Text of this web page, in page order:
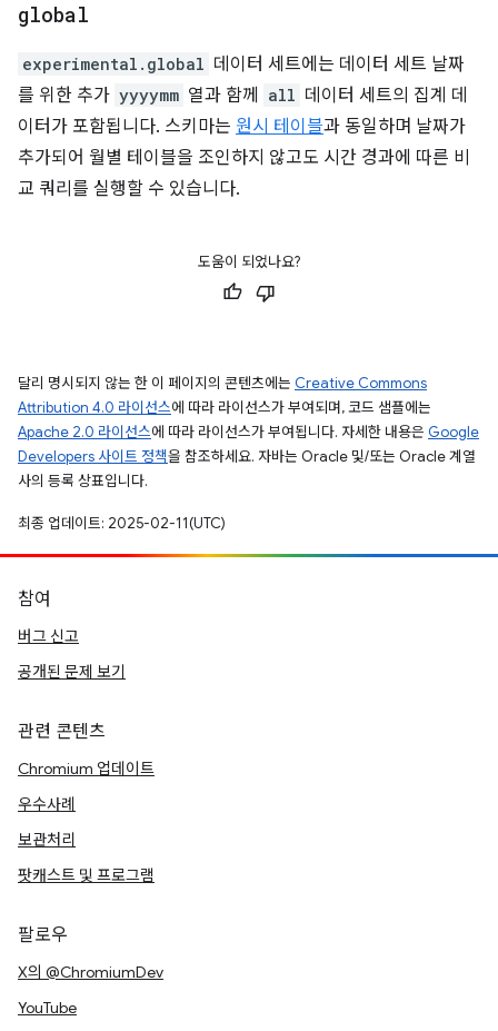
global
experimental.global 데이터 세트에는 데이터 세트 날짜
를 위한 추가 yyyymm 열과 함께 all 데이터 세트의 집계 데
이터가 포함됩니다. 스키마는 원시 테이블과 동일하며 날짜가
추가되어 월별 테이블을 조인하지 않고도 시간 경과에 따른 비
교 쿼리를 실행할 수 있습니다.
도움이 되었나요?
달리 명시되지 않는 한 이 페이지의 콘텐츠에는 Creative Commons
Attribution 4.0 라이선스에 따라 라이선스가 부여되며, 코드 샘플에는
Apache 2.0 라이선스에 따라 라이선스가 부여됩니다. 자세한 내용은 Google
Developers 사이트 정책을 참조하세요. 자바는 Oracle 및/또는 Oracle 계열
사의 등록 상표입니다.
최종 업데이트: 2025-02-11(UTC)
참여
버그 신고
공개된 문제 보기
관련 콘텐츠
Chromium 업데이트
우수사례
보관처리
팟캐스트 및 프로그램
팔로우
X의 @ChromiumDev
YouTube